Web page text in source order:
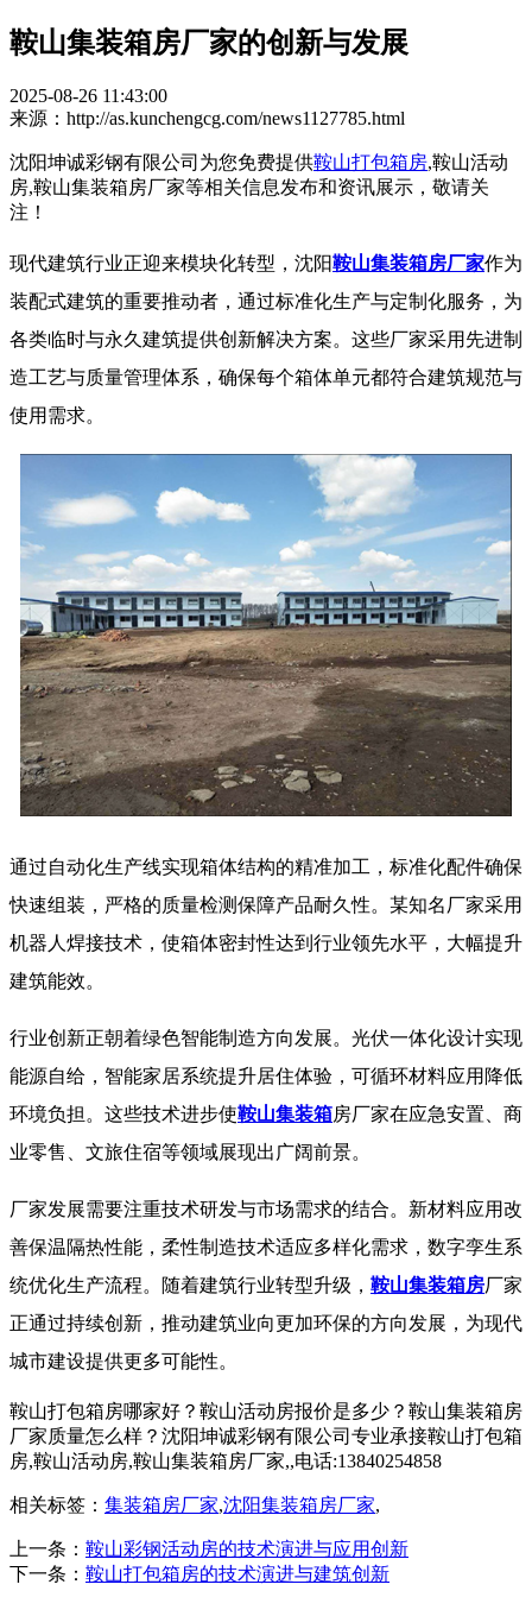
鞍山集装箱房厂家的创新与发展
2025-08-26 11:43:00
来源：http://as.kunchengcg.com/news1127785.html
沈阳坤诚彩钢有限公司为您免费提供鞍山打包箱房,鞍山活动
房,鞍山集装箱房厂家等相关信息发布和资讯展示，敬请关
注！
现代建筑行业正迎来模块化转型，沈阳鞍山集装箱房厂家作为
装配式建筑的重要推动者，通过标准化生产与定制化服务，为
各类临时与永久建筑提供创新解决方案。这些厂家采用先进制
造工艺与质量管理体系，确保每个箱体单元都符合建筑规范与
使用需求。
通过自动化生产线实现箱体结构的精准加工，标准化配件确保
快速组装，严格的质量检测保障产品耐久性。某知名厂家采用
机器人焊接技术，使箱体密封性达到行业领先水平，大幅提升
建筑能效。
行业创新正朝着绿色智能制造方向发展。光伏一体化设计实现
能源自给，智能家居系统提升居住体验，可循环材料应用降低
环境负担。这些技术进步使鞍山集装箱房厂家在应急安置、商
业零售、文旅住宿等领域展现出广阔前景。
厂家发展需要注重技术研发与市场需求的结合。新材料应用改
善保温隔热性能，柔性制造技术适应多样化需求，数字孪生系
统优化生产流程。随着建筑行业转型升级， 鞍山集装箱房厂家
正通过持续创新，推动建筑业向更加环保的方向发展，为现代
城市建设提供更多可能性。
鞍山打包箱房哪家好？鞍山活动房报价是多少？鞍山集装箱房
厂家质量怎么样？沈阳坤诚彩钢有限公司专业承接鞍山打包箱
房,鞍山活动房,鞍山集装箱房厂家,,电话:13840254858
相关标签： 集装箱房厂家,沈阳集装箱房厂家,
上一条： 鞍山彩钢活动房的技术演进与应用创新
下一条： 鞍山打包箱房的技术演进与建筑创新